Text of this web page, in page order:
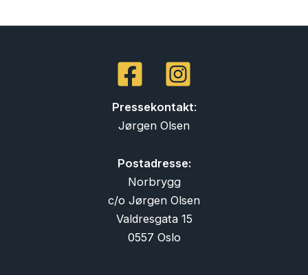
Pressekontakt:
Jørgen Olsen
Postadresse:
Norbrygg
c/o Jørgen Olsen
Valdresgata 15
0557 Oslo